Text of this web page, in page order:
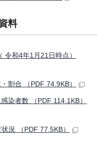
料
令和4年1月21日時点）
割合 （PDF 74.9KB）
染者数 （PDF 114.1KB）
況 （PDF 77.5KB）